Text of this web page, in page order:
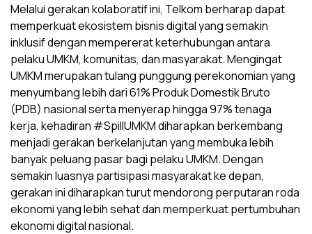
Melalui gerakan kolaboratif ini, Telkom berharap dapat
memperkuat ekosistem bisnis digital yang semakin
inklusif dengan mempererat keterhubungan antara
pelaku UMKM, komunitas, dan masyarakat. Mengingat
UMKM merupakan tulang punggung perekonomian yang
menyumbang lebih dari 61% Produk Domestik Bruto
(PDB) nasional serta menyerap hingga 97% tenaga
kerja, kehadiran #SpillUMKM diharapkan berkembang
menjadi gerakan berkelanjutan yang membuka lebih
banyak peluang pasar bagi pelaku UMKM. Dengan
semakin luasnya partisipasi masyarakat ke depan,
gerakan ini diharapkan turut mendorong perputaran roda
ekonomi yang lebih sehat dan memperkuat pertumbuhan
ekonomi digital nasional.